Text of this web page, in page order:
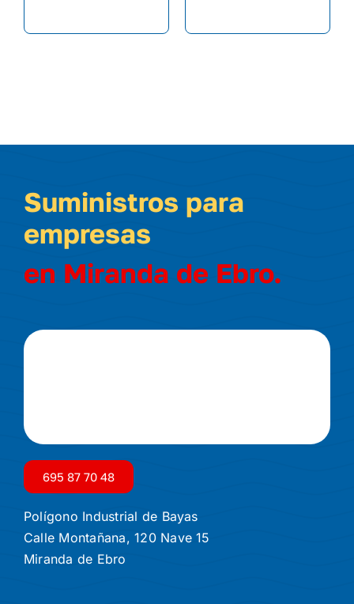
Suministros para
empresas
en Miranda de Ebro.
695 87 70 48
Polígono Industrial de Bayas
Calle Montañana, 120 Nave 15
Miranda de Ebro